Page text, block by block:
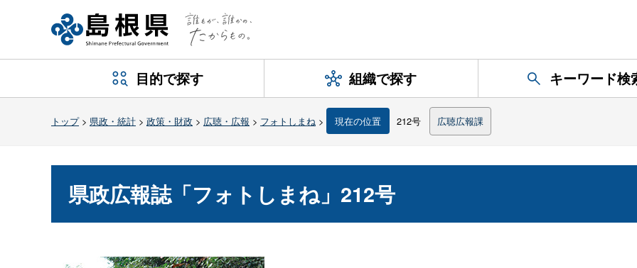
目的で探す 組織で探す キーワード検
トップ> 県政・統計 > 政策・財政 > 広聴・広報 > フォトしまね > 現在の位置 212号 広聴広報課
県政広報誌「フォトしまね」212号